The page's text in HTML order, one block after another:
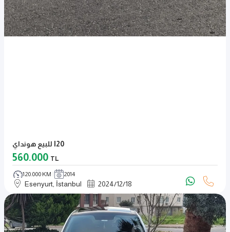
للبيع هونداي I20
560.000 TL
120.000 KM 2014
Esenyurt, İstanbul 2024/12/18